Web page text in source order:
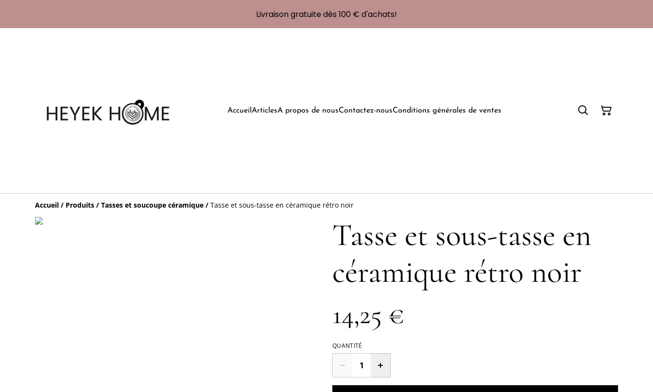
Livraison gratuite dès 100 € d'achats!
Accueil ArticlesA propos de nousContactez-nousConditions générales de ventes
Accueil / Produits / Tasses et soucoupe céramique / Tasse et sous-tasse en céramique rétro noir
Tasse et sous-tasse en
céramique rétro noir
14,25 €
QUANTITÉ